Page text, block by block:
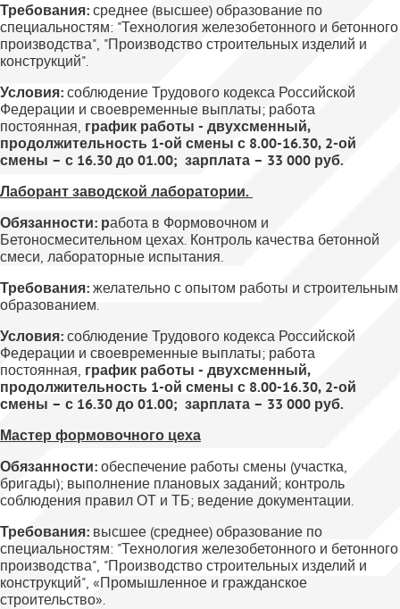
Требования: среднее (высшее) образование по
специальностям: "Технология железобетонного и бетонного
производства", "Производство строительных изделий и
конструкций".
Условия: соблюдение Трудового кодекса Российской
Федерации и своевременные выплаты; работа
постоянная, график работы - двухсменный,
продолжительность 1-ой смены с 8.00-16.30, 2-ой
смены – с 16.30 до 01.00; зарплата – 33 000 руб.
Лаборант заводской лаборатории.
Обязанности: работа в Формовочном и
Бетоносмесительном цехах. Контроль качества бетонной
смеси, лабораторные испытания.
Требования: желательно с опытом работы и строительным
образованием.
Условия: соблюдение Трудового кодекса Российской
Федерации и своевременные выплаты; работа
постоянная, график работы - двухсменный,
продолжительность 1-ой смены с 8.00-16.30, 2-ой
смены – с 16.30 до 01.00; зарплата – 33 000 руб.
Мастер формовочного цеха
Обязанности: обеспечение работы смены (участка,
бригады); выполнение плановых заданий; контроль
соблюдения правил ОТ и ТБ; ведение документации.
Требования: высшее (среднее) образование по
специальностям: "Технология железобетонного и бетонного
производства", "Производство строительных изделий и
конструкций", «Промышленное и гражданское
строительство».